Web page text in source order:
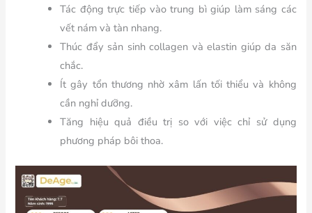
Tác động trực tiếp vào trung bì giúp làm sáng các
vết nám và tàn nhang.
Thúc đẩy sản sinh collagen và elastin giúp da săn
chắc.
Ít gây tổn thương nhờ xâm lấn tối thiểu và không
cần nghỉ dưỡng.
Tăng hiệu quả điều trị so với việc chỉ sử dụng
phương pháp bôi thoa.